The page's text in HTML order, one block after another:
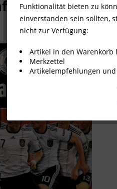
Funktionalität bieten zu
einverstanden sein sollten,
nicht zur Verfügung:
Artikel in den Warenkorb
Merkzettel
Artikelempfehlungen